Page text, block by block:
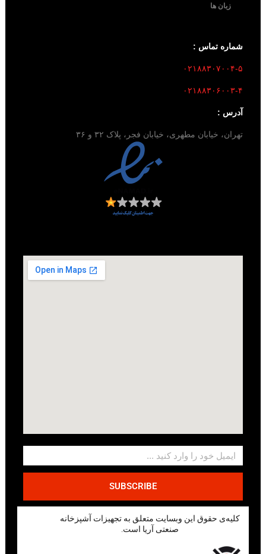
زبان ها
شماره تماس :
۰۲۱۸۸۳۰۷۰۰۴-۵
۰۲۱۸۸۳۰۶۰۰۳-۴
آدرس :
تهران، خیابان مطهری، خیابان فجر، پلاک ۳۲ و ۳۶
SUBSCRIBE
کلیه‌ی حقوق این وبسایت متعلق به تجهیزات آشپزخانه
صنعتی آریا است.